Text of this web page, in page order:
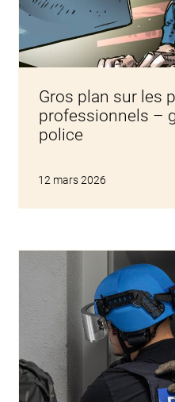
Gros plan sur les
professionnels –
police
12 mars 2026